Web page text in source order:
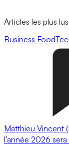
Articles les plus lus
Business
Matthieu Vincent
l’année 2026